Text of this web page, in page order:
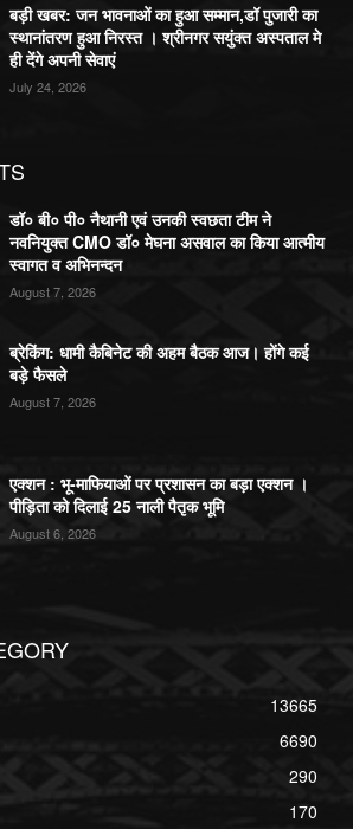
बड़ी खबर: जन भावनाओं का हुआ सम्मान,डॉ पुजारी का
स्थानांतरण हुआ निरस्त । श्रीनगर सयुंक्त अस्पताल मे
ही देंगे अपनी सेवाएं
July 24, 2026
डॉ० बी० पी० नैथानी एवं उनकी स्वछता टीम ने
नवनियुक्त CMO डॉ० मेघना असवाल का किया आत्मीय
स्वागत व अभिनन्दन
August 7, 2026
ब्रेकिंग: धामी कैबिनेट की अहम बैठक आज। होंगे कई
बड़े फैसले
August 7, 2026
एक्शन : भू-माफियाओं पर प्रशासन का बड़ा एक्शन ।
पीड़िता को दिलाई 25 नाली पैतृक भूमि
August 6, 2026
13665
6690
290
170